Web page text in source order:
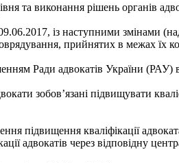
та виконання рішень органів
із наступними змінами
прийнятих в межах їх
Ради адвокатів України
зобов’язані підвищувати
кваліфікації
адвокатів через відповідну